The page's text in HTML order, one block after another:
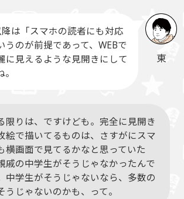
東
は「スマホの読者にも対応
うのが前提であって、WEBで
に見えるような見開きにして
限りは、ですけども。完全に見開き
絵で描いてるものは、さすがにスマ
横画面で見てるかなと思っていた
戚の中学生がそうじゃなかったんで
中学生がそうじゃないなら、多数の
うじゃないのかも、って。